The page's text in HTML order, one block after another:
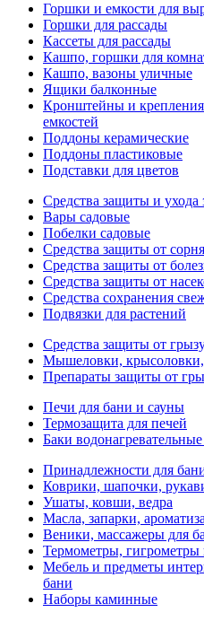
Горшки и емкости для
Горшки для рассады
Кассеты для рассады
Кашпо, горшки для
Кашпо, вазоны уличные
Ящики балконные
Кронштейны и
емкостей
Поддоны керамические
Поддоны пластиковые
Подставки для цветов
Средства защиты и ухода
Вары садовые
Побелки садовые
Средства защиты от
Средства защиты от
Средства защиты от
Средства сохранения
Подвязки для растений
Средства защиты от
Мышеловки, крысоловки,
Препараты защиты от
Печи для бани и сауны
Термозащита для печей
Баки
Принадлежности для
Коврики, шапочки,
Ушаты, ковши, ведра
Масла, запарки,
Веники, массажеры для
Термометры, гигрометры
Мебель и предметы
бани
Наборы каминные